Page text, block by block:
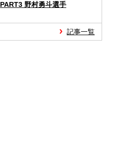
PART3 野村勇斗選手
記事一覧